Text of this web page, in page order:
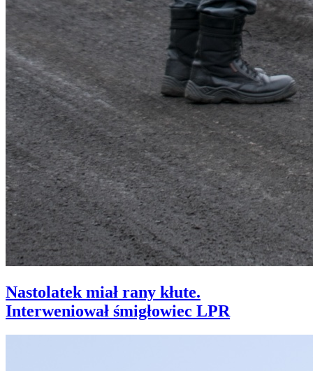
Nastolatek miał rany kłute.
Interweniował śmigłowiec LPR